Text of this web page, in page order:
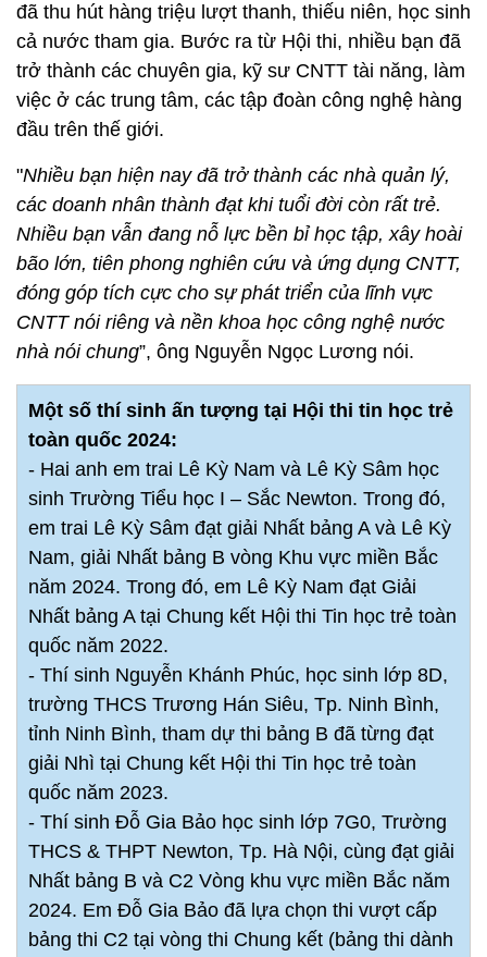
đã thu hút hàng triệu lượt thanh, thiếu niên, học sinh
cả nước tham gia. Bước ra từ Hội thi, nhiều bạn đã
trở thành các chuyên gia, kỹ sư CNTT tài năng, làm
việc ở các trung tâm, các tập đoàn công nghệ hàng
đầu trên thế giới.
"Nhiều bạn hiện nay đã trở thành các nhà quản lý,
các doanh nhân thành đạt khi tuổi đời còn rất trẻ.
Nhiều bạn vẫn đang nỗ lực bền bỉ học tập, xây hoài
bão lớn, tiên phong nghiên cứu và ứng dụng CNTT,
đóng góp tích cực cho sự phát triển của lĩnh vực
CNTT nói riêng và nền khoa học công nghệ nước
nhà nói chung”, ông Nguyễn Ngọc Lương nói.
Một số thí sinh ấn tượng tại Hội thi tin học trẻ
toàn quốc 2024:
- Hai anh em trai Lê Kỳ Nam và Lê Kỳ Sâm học
sinh Trường Tiểu học I – Sắc Newton. Trong đó,
em trai Lê Kỳ Sâm đạt giải Nhất bảng A và Lê Kỳ
Nam, giải Nhất bảng B vòng Khu vực miền Bắc
năm 2024. Trong đó, em Lê Kỳ Nam đạt Giải
Nhất bảng A tại Chung kết Hội thi Tin học trẻ toàn
quốc năm 2022.
- Thí sinh Nguyễn Khánh Phúc, học sinh lớp 8D,
trường THCS Trương Hán Siêu, Tp. Ninh Bình,
tỉnh Ninh Bình, tham dự thi bảng B đã từng đạt
giải Nhì tại Chung kết Hội thi Tin học trẻ toàn
quốc năm 2023.
- Thí sinh Đỗ Gia Bảo học sinh lớp 7G0, Trường
THCS & THPT Newton, Tp. Hà Nội, cùng đạt giải
Nhất bảng B và C2 Vòng khu vực miền Bắc năm
2024. Em Đỗ Gia Bảo đã lựa chọn thi vượt cấp
bảng thi C2 tại vòng thi Chung kết (bảng thi dành